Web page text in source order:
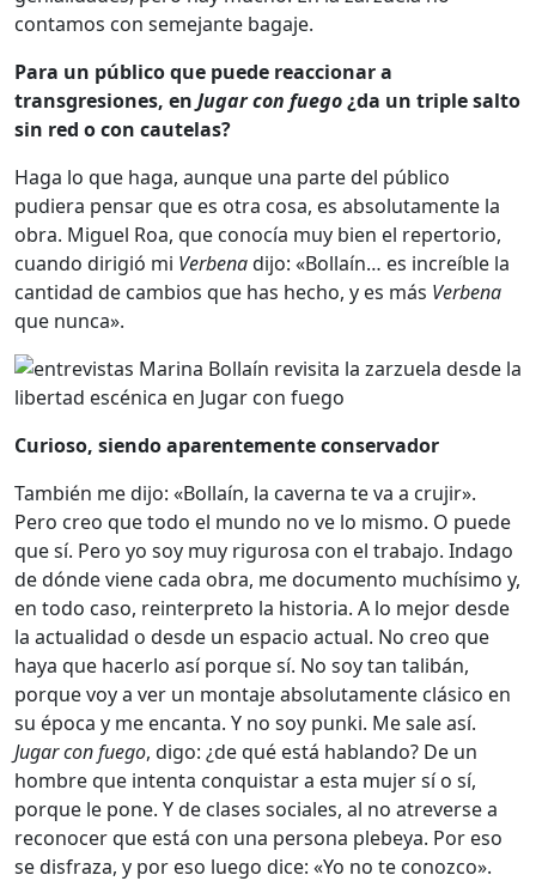
contamos con semejante bagaje.
Para un público que puede reaccionar a
transgresiones, en Jugar con fuego¿da un triple salto
sin red o con cautelas?
Haga lo que haga, aunque una parte del público
pudiera pensar que es otra cosa, es absolutamente la
obra. Miguel Roa, que conocía muy bien el repertorio,
cuando dirigió mi Verbenadijo: «Bollaín… es increíble la
cantidad de cambios que has hecho, y es más Verbena
que nunca».
Curioso, siendo aparentemente conservador
También me dijo: «Bollaín, la caverna te va a crujir».
Pero creo que todo el mundo no ve lo mismo. O puede
que sí. Pero yo soy muy rigurosa con el trabajo. Indago
de dónde viene cada obra, me documento muchísimo y,
en todo caso, reinterpreto la historia. A lo mejor desde
la actualidad o desde un espacio actual. No creo que
haya que hacerlo así porque sí. No soy tan talibán,
porque voy a ver un montaje absolutamente clásico en
su época y me encanta. Y no soy punki. Me sale así.
Jugar con fuego, digo: ¿de qué está hablando? De un
hombre que intenta conquistar a esta mujer sí o sí,
porque le pone. Y de clases sociales, al no atreverse a
reconocer que está con una persona plebeya. Por eso
se disfraza, y por eso luego dice: «Yo no te conozco».